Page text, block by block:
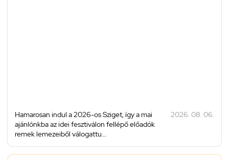
Hamarosan indul a 2026-os Sziget, így a mai
ajánlónkba az idei fesztiválon fellépő előadók
remek lemezeiből válogattu...
2026. 08. 06.